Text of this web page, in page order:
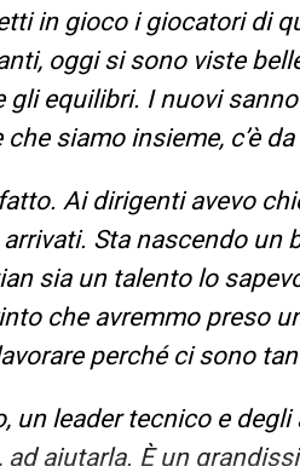
in gioco i giocatori di
oggi si sono viste
gli equilibri. I nuovi
siamo insieme, c’è da
Ai dirigenti avevo
Sta nascendo un
sia un talento lo
che avremmo preso
perché ci sono
un leader tecnico e
ad aiutarla. È un